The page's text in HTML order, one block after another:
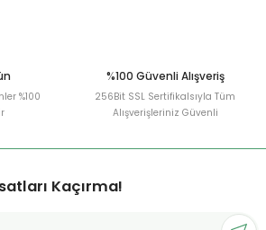
%100
%100 Güvenli Alışveriş
256Bit SSL Sertifikalsıyla Tüm
Alışverişleriniz Güvenli
Kaçırma!